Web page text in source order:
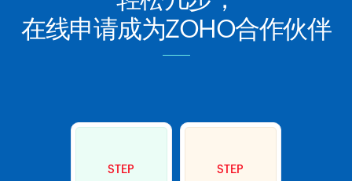
在线申请成为ZOHO合作伙伴
STEP
STEP